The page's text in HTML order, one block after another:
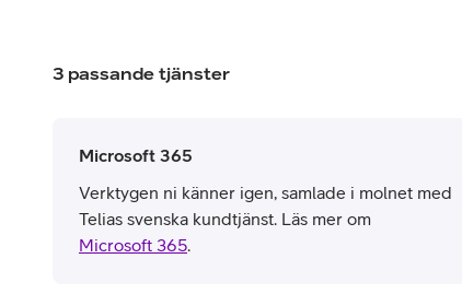
3 passande tjänster
Microsoft 365
Verktygen ni känner igen, samlade i molnet med
Telias svenska kundtjänst. Läs mer om
Microsoft 365.